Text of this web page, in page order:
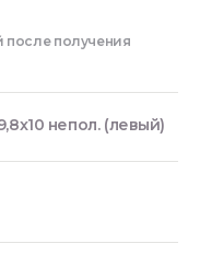
после получения
непол. (левый)